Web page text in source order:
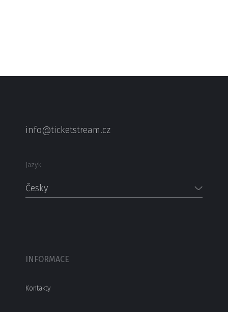
info@ticketstream.cz
Jazyk
Česky
INFORMACE
Kontakty